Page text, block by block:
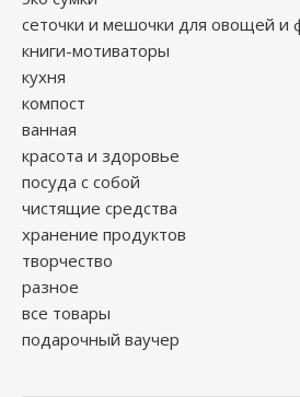
сеточки и мешочки для овощей и
книги-мотиваторы
кухня
компост
ванная
красота и здоровье
посуда с собой
чистящие средства
хранение продуктов
творчество
разное
все товары
подарочный ваучер